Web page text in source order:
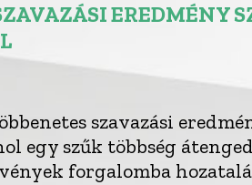
EREDMÉNY
szavazási
egy szűk többség
forgalomba